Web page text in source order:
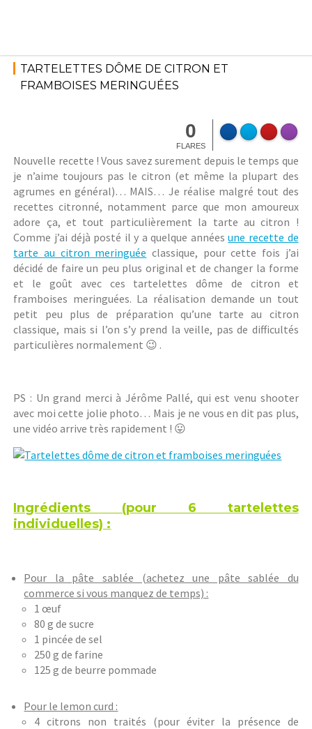
StéphanieM
TARTELETTES DÔME DE CITRON ET
FRAMBOISES MERINGUÉES
0
FLARES
Nouvelle recette ! Vous savez surement depuis le temps que
je n’aime toujours pas le citron (et même la plupart des
agrumes en général)… MAIS… Je réalise malgré tout des
recettes citronné, notamment parce que mon amoureux
adore ça, et tout particulièrement la tarte au citron !
Comme j’ai déjà posté il y a quelque annéesune recette de
tarte au citron meringuée classique, pour cette fois j’ai
décidé de faire un peu plus original et de changer la forme
et le goût avec ces tartelettes dôme de citron et
framboises meringuées. La réalisation demande un tout
petit peu plus de préparation qu’une tarte au citron
classique, mais si l’on s’y prend la veille, pas de difficultés
particulières normalement 😉 .
PS : Un grand merci à Jérôme Pallé, qui est venu shooter
avec moi cette jolie photo… Mais je ne vous en dit pas plus,
une vidéo arrive très rapidement ! 😛
Ingrédients (pour 6 tartelettes
individuelles) :
Pour la pâte sablée (achetez une pâte sablée du
commerce si vous manquez de temps) :
1 œuf
80 g de sucre
1 pincée de sel
250 g de farine
125 g de beurre pommade
Pour le lemon curd :
4 citrons non traités (pour éviter la présence de